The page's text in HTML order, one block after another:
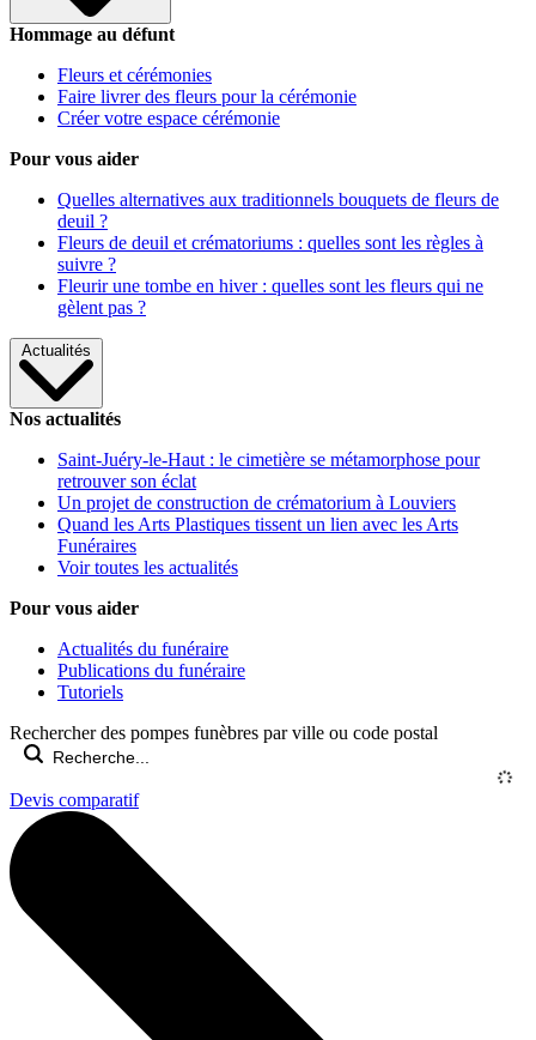
Hommage au défunt
Fleurs et cérémonies
Faire livrer des fleurs pour la cérémonie
Créer votre espace cérémonie
Pour vous aider
Quelles alternatives aux traditionnels bouquets de fleurs de
deuil ?
Fleurs de deuil et crématoriums : quelles sont les règles à
suivre ?
Fleurir une tombe en hiver : quelles sont les fleurs qui ne
gèlent pas ?
Actualités
Nos actualités
Saint-Juéry-le-Haut : le cimetière se métamorphose pour
retrouver son éclat
Un projet de construction de crématorium à Louviers
Quand les Arts Plastiques tissent un lien avec les Arts
Funéraires
Voir toutes les actualités
Pour vous aider
Actualités du funéraire
Publications du funéraire
Tutoriels
Rechercher des pompes funèbres par ville ou code postal
Devis comparatif